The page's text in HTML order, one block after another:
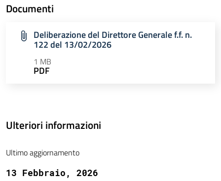
Documenti
Deliberazione del Direttore Generale f.f. n.
122 del 13/02/2026
1 MB
PDF
Ulteriori informazioni
Ultimo aggiornamento
13 Febbraio, 2026